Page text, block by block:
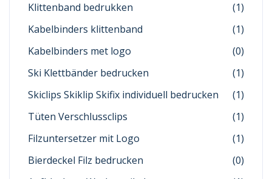
Klittenband bedrukken
(1)
Kabelbinders klittenband
(1)
Kabelbinders met logo
(0)
Ski Klettbänder bedrucken
(1)
Skiclips Skiklip Skifix individuell bedrucken
(1)
Tüten Verschlussclips
(1)
Filzuntersetzer mit Logo
(1)
Bierdeckel Filz bedrucken
(0)